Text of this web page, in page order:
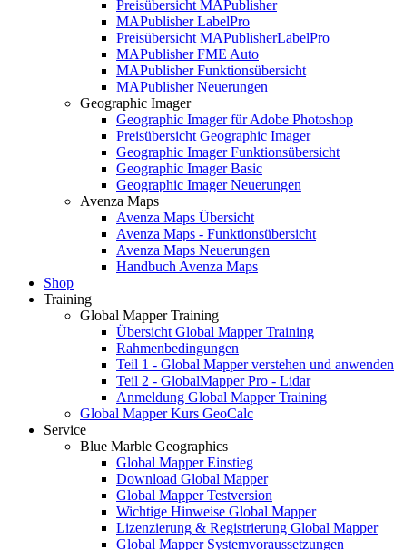
Preisübersicht MAPublisher
MAPublisher LabelPro
Preisübersicht MAPublisherLabelPro
MAPublisher FME Auto
MAPublisher Funktionsübersicht
MAPublisher Neuerungen
Geographic Imager
Geographic Imager für Adobe Photoshop
Preisübersicht Geographic Imager
Geographic Imager Funktionsübersicht
Geographic Imager Basic
Geographic Imager Neuerungen
Avenza Maps
Avenza Maps Übersicht
Avenza Maps - Funktionsübersicht
Avenza Maps Neuerungen
Handbuch Avenza Maps
Shop
Training
Global Mapper Training
Übersicht Global Mapper Training
Rahmenbedingungen
Teil 1 - Global Mapper verstehen und anwenden
Teil 2 - GlobalMapper Pro - Lidar
Anmeldung Global Mapper Training
Global Mapper Kurs GeoCalc
Service
Blue Marble Geographics
Global Mapper Einstieg
Download Global Mapper
Global Mapper Testversion
Wichtige Hinweise Global Mapper
Lizenzierung & Registrierung Global Mapper
Global Mapper Systemvoraussetzungen